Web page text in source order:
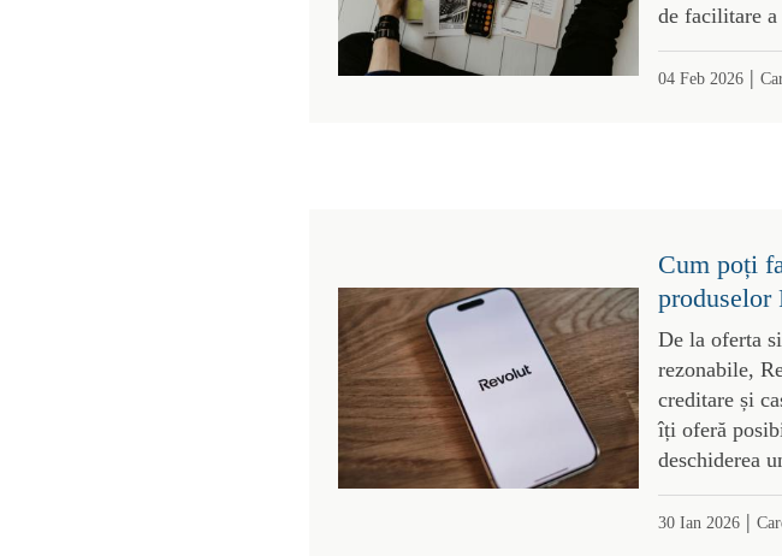
de facilitare
04 Feb 2026|
Cum poți
produselor
De la oferta
rezonabile,
creditare și
îți oferă
deschiderea
30 Ian 2026|